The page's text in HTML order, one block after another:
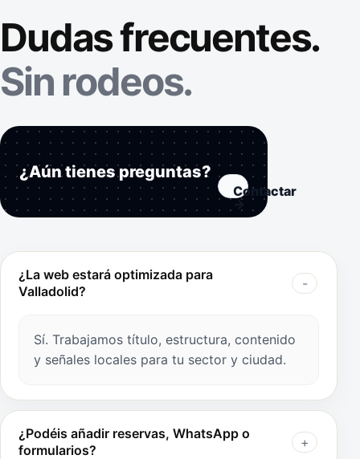
Dudas frecuentes.
Sin rodeos.
¿Aún tienes preguntas?
Contactar
→
¿La web estará optimizada para
Valladolid?
Sí. Trabajamos título, estructura, contenido
y señales locales para tu sector y ciudad.
¿Podéis añadir reservas, WhatsApp o
formularios?